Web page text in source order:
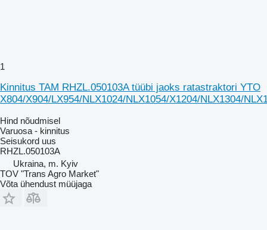
1
Kinnitus TAM RHZL.050103A tüübi jaoks ratastraktori YTO
X804/X904/LX954/NLX1024/NLX1054/X1204/NLX1304/
Hind nõudmisel
Varuosa - kinnitus
Seisukord uus
RHZL.050103A
Ukraina, m. Kyiv
TOV "Trans Agro Market"
Võta ühendust müüjaga